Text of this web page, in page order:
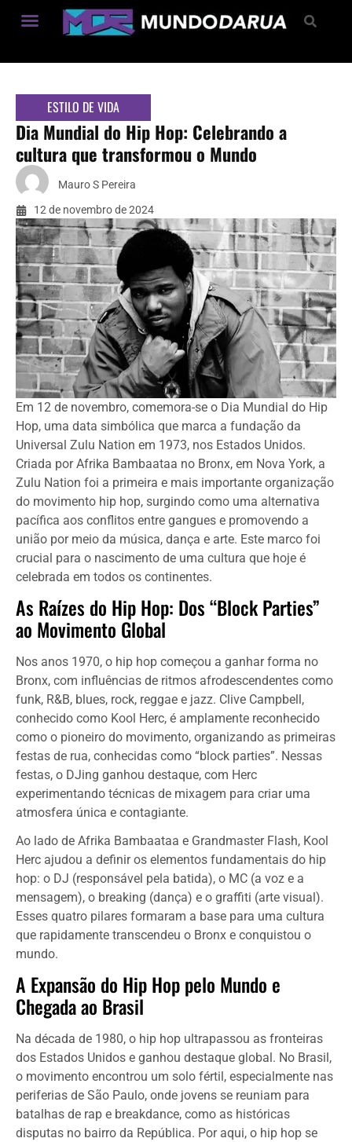
ESTILO DE VIDA
Dia Mundial do Hip Hop: Celebrando a
cultura que transformou o Mundo
Mauro S Pereira
12 de novembro de 2024
Em 12 de novembro, comemora-se o Dia Mundial do Hip
Hop, uma data simbólica que marca a fundação da
Universal Zulu Nation em 1973, nos Estados Unidos.
Criada por Afrika Bambaataa no Bronx, em Nova York, a
Zulu Nation foi a primeira e mais importante organização
do movimento hip hop, surgindo como uma alternativa
pacífica aos conflitos entre gangues e promovendo a
união por meio da música, dança e arte. Este marco foi
crucial para o nascimento de uma cultura que hoje é
celebrada em todos os continentes.
As Raízes do Hip Hop: Dos “Block Parties”
ao Movimento Global
Nos anos 1970, o hip hop começou a ganhar forma no
Bronx, com influências de ritmos afrodescendentes como
funk, R&B, blues, rock, reggae e jazz. Clive Campbell,
conhecido como Kool Herc, é amplamente reconhecido
como o pioneiro do movimento, organizando as primeiras
festas de rua, conhecidas como “block parties”. Nessas
festas, o DJing ganhou destaque, com Herc
experimentando técnicas de mixagem para criar uma
atmosfera única e contagiante.
Ao lado de Afrika Bambaataa e Grandmaster Flash, Kool
Herc ajudou a definir os elementos fundamentais do hip
hop: o DJ (responsável pela batida), o MC (a voz e a
mensagem), o breaking (dança) e o graffiti (arte visual).
Esses quatro pilares formaram a base para uma cultura
que rapidamente transcendeu o Bronx e conquistou o
mundo.
A Expansão do Hip Hop pelo Mundo e
Chegada ao Brasil
Na década de 1980, o hip hop ultrapassou as fronteiras
dos Estados Unidos e ganhou destaque global. No Brasil,
o movimento encontrou um solo fértil, especialmente nas
periferias de São Paulo, onde jovens se reuniam para
batalhas de rap e breakdance, como as históricas
disputas no bairro da República. Por aqui, o hip hop se